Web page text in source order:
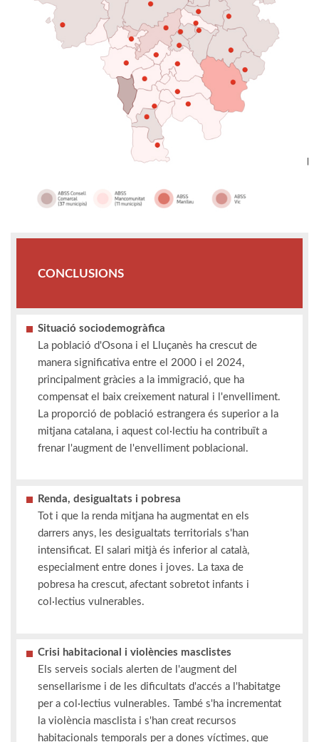
CONCLUSIONS
Situació sociodemogràfica
La població d'Osona i el Lluçanès ha crescut de
manera significativa entre el 2000 i el 2024,
principalment gràcies a la immigració, que ha
compensat el baix creixement natural i l'envelliment.
La proporció de població estrangera és superior a la
mitjana catalana, i aquest col·lectiu ha contribuït a
frenar l'augment de l'envelliment poblacional.
Renda, desigualtats i pobresa
Tot i que la renda mitjana ha augmentat en els
darrers anys, les desigualtats territorials s'han
intensificat. El salari mitjà és inferior al català,
especialment entre dones i joves. La taxa de
pobresa ha crescut, afectant sobretot infants i
col·lectius vulnerables.
Crisi habitacional i violències masclistes
Els serveis socials alerten de l'augment del
sensellarisme i de les dificultats d'accés a l'habitatge
per a col·lectius vulnerables. També s'ha incrementat
la violència masclista i s'han creat recursos
habitacionals temporals per a dones víctimes, que